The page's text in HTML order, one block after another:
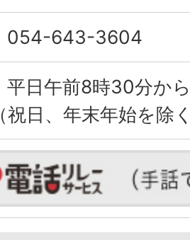
054-643-3604
平日午前8時30分か
（祝日、年末年始を除